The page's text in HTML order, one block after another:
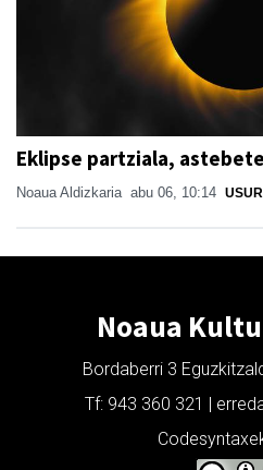
Eklipse partziala,
Noaua Aldizkaria abu 06, 10:14
Noaua
Bordaberri 3
Tf: 943 360 321 |